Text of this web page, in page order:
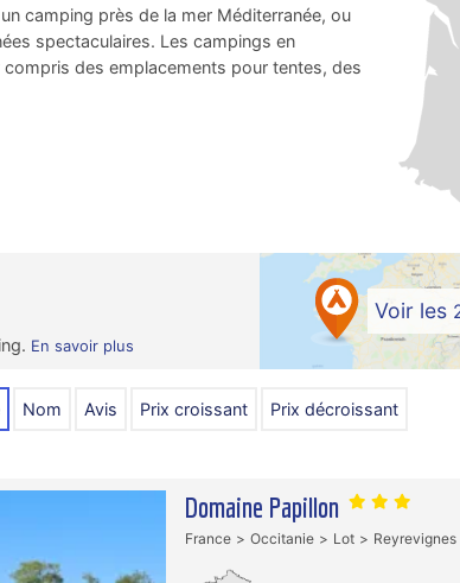
camping près de la mer Méditerranée, ou
spectaculaires. Les campings en
des emplacements pour tentes, des
En savoir plus
Voir les
Nom Avis prix croissant prix décroissant
Domaine Papillon
France Occitanie Lot Reyrevignes